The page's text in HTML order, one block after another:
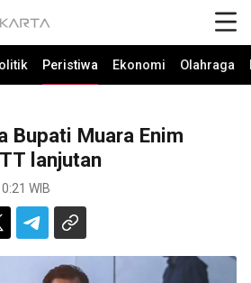
Peristiwa Ekonomi Olahraga
Bupati Muara Enim
lanjutan
WIB